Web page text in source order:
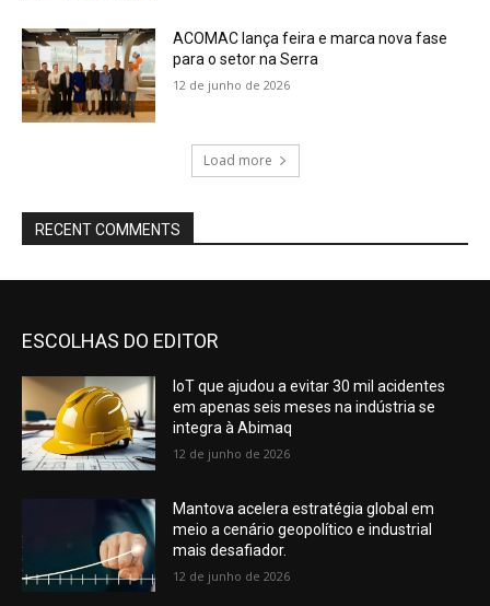
ACOMAC lança feira e marca nova fase
para o setor na Serra
12 de junho de 2026
Load more
RECENT COMMENTS
ESCOLHAS DO EDITOR
IoT que ajudou a evitar 30 mil acidentes
em apenas seis meses na indústria se
integra à Abimaq
12 de junho de 2026
Mantova acelera estratégia global em
meio a cenário geopolítico e industrial
mais desafiador.
12 de junho de 2026